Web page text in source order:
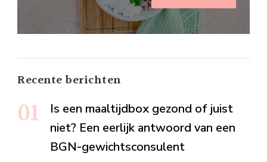
Recente berichten
Is een maaltijdbox gezond of juist
niet? Een eerlijk antwoord van een
BGN-gewichtsconsulent